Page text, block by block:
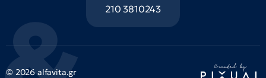
210 3810243
© 2026 alfavita.gr